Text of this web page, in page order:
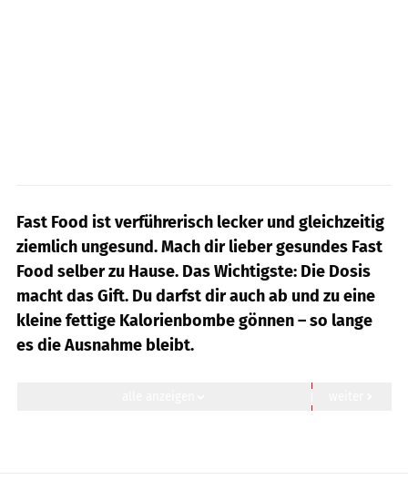
Fast Food ist verführerisch lecker und gleichzeitig
ziemlich ungesund. Mach dir lieber gesundes Fast
Food selber zu Hause. Das Wichtigste: Die Dosis
macht das Gift. Du darfst dir auch ab und zu eine
kleine fettige Kalorienbombe gönnen – so lange
es die Ausnahme bleibt.